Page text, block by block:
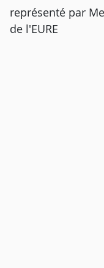
représenté par
de l'EURE